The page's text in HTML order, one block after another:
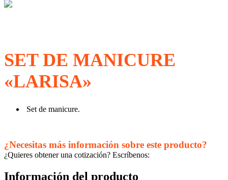
SET DE MANICURE
«LARISA»
Set de manicure.
¿Necesitas más información sobre este producto?
¿Quieres obtener una cotización? Escríbenos:
Información del producto